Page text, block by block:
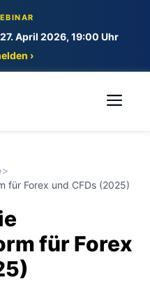
April 2026, 19:00 Uhr
›
>
für Forex und CFDs (2025)
für Forex